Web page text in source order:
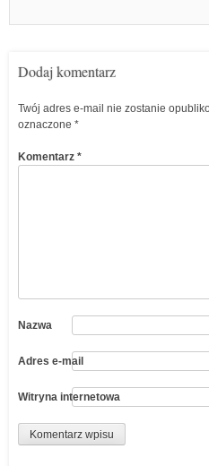
Dodaj komentarz
Twój adres e-mail nie zostanie
oznaczone *
Komentarz *
Nazwa
Adres e-mail
Witryna internetowa